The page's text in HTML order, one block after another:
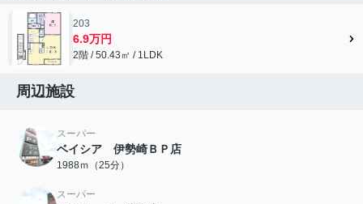
203
6.9万円
2階 / 50.43㎡ / 1LDK
周辺施設
スーパー
ベイシア 伊勢崎ＢＰ店
1988ｍ（25分）
スーパー